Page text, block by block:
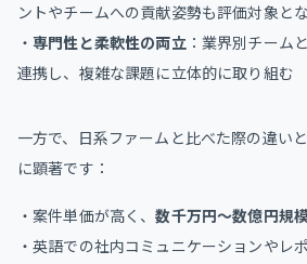
ントやチームへの貢献姿勢も評価対象と
・専門性と柔軟性の両立：業界別チーム
連携し、複雑な課題に立体的に取り組む
一方で、日系ファームと比べた際の違い
に顕著です：
・案件単価が高く、数千万円〜数億円規
・英語での社内コミュニケーションやレ